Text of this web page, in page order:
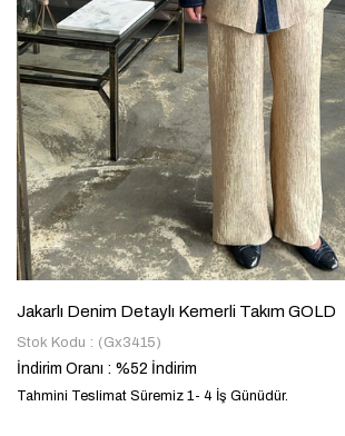
Jakarlı Denim Detaylı Kemerli Takım GOLD
Stok Kodu (Gx3415)
İndirim Oranı : %52 İndirim
Tahmini Teslimat Süremiz 1- 4 İş Günüdür.